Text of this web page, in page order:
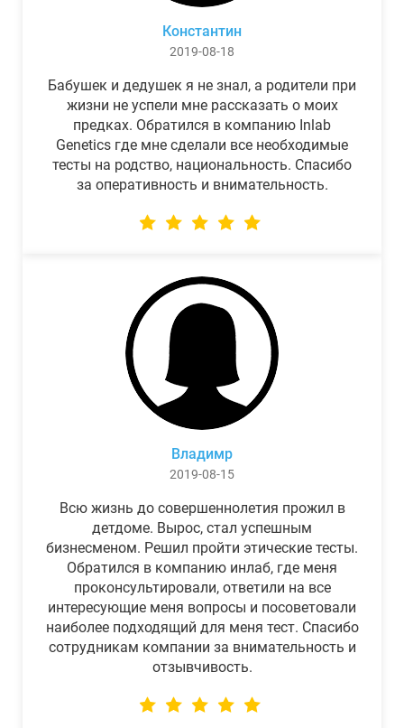
Константин
2019-08-18
Бабушек и дедушек я не знал, а родители при
жизни не успели мне рассказать о моих
предках. Обратился в компанию Inlab
Genetics где мне сделали все необходимые
тесты на родство, национальность. Спасибо
за оперативность и внимательность.
Владимр
2019-08-15
Всю жизнь до совершеннолетия прожил в
детдоме. Вырос, стал успешным
бизнесменом. Решил пройти этические тесты.
Обратился в компанию инлаб, где меня
проконсультировали, ответили на все
интересующие меня вопросы и посоветовали
наиболее подходящий для меня тест. Спасибо
сотрудникам компании за внимательность и
отзывчивость.